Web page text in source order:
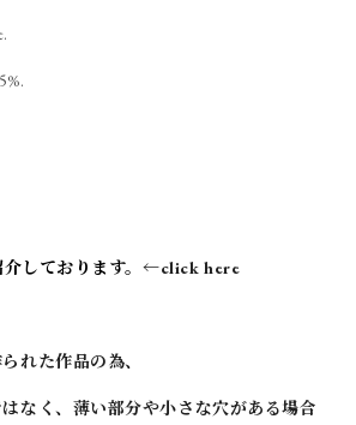
しております。←click here
れた作品の為、
なく、薄い部分や小さな穴がある場合